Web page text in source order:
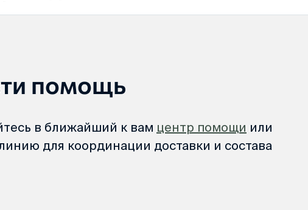
помощь
в ближайший к вам центр помощи или
для координации доставки и состава